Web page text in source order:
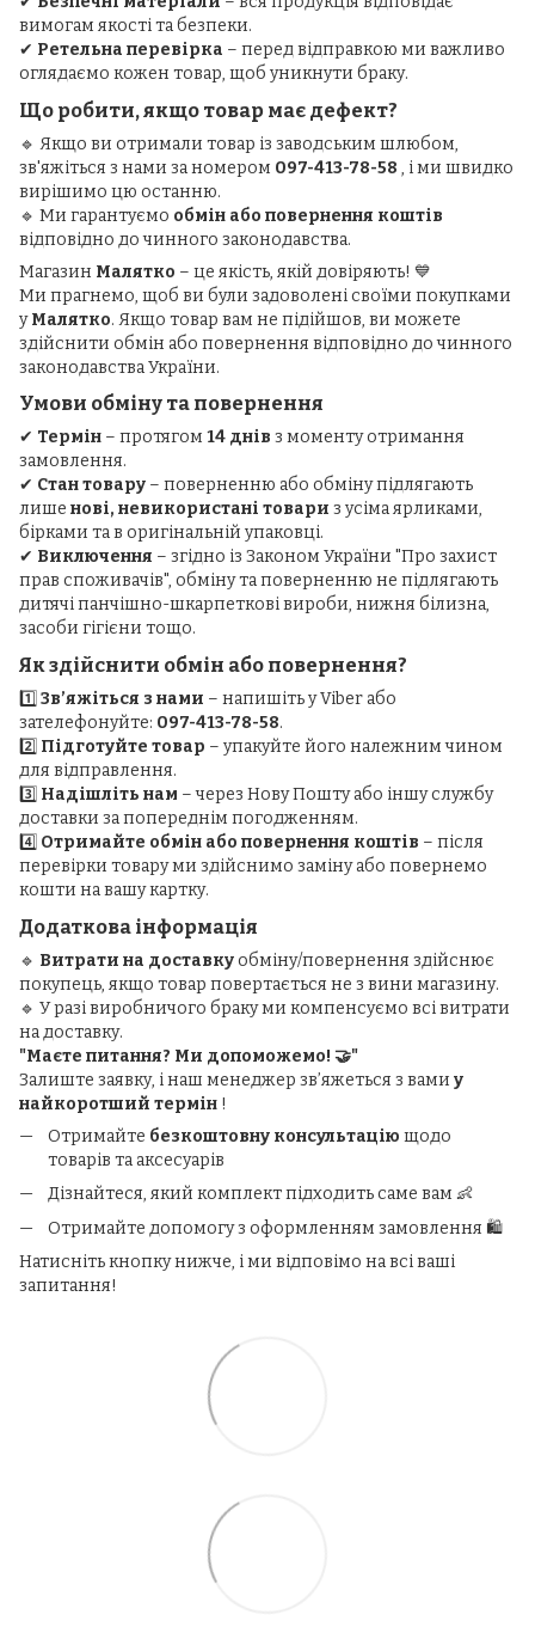
вимогам якості та безпеки.
✔ Ретельна перевірка – перед відправкою ми важливо
оглядаємо кожен товар, щоб уникнути браку.
Що робити, якщо товар має дефект?
🔹 Якщо ви отримали товар із заводським шлюбом,
зв'яжіться з нами за номером 097-413-78-58 , і ми швидко
вирішимо цю останню.
🔹 Ми гарантуємо обмін або повернення коштів
відповідно до чинного законодавства.
Магазин Малятко – це якість, якій довіряють! 💙
Ми прагнемо, щоб ви були задоволені своїми покупками
уМалятко. Якщо товар вам не підійшов, ви можете
здійснити обмін або повернення відповідно до чинного
законодавства України.
Умови обміну та повернення
✔ Термін – протягом 14 днів з моменту отримання
замовлення.
✔ Стан товару – поверненню або обміну підлягають
лише нові, невикористані товари з усіма ярликами,
бірками та в оригінальній упаковці.
✔ Виключення – згідно із Законом України "Про захист
прав споживачів", обміну та поверненню не підлягають
дитячі панчішно-шкарпеткові вироби, нижня білизна,
засоби гігієни тощо.
Як здійснити обмін або повернення?
1️⃣ Зв’яжіться з нами – напишіть у Viber або
зателефонуйте: 097-413-78-58.
2️⃣ Підготуйте товар – упакуйте його належним чином
для відправлення.
3️⃣ Надішліть нам – через Нову Пошту або іншу службу
доставки за попереднім погодженням.
4️⃣ Отримайте обмін або повернення коштів – після
перевірки товару ми здійснимо заміну або повернемо
кошти на вашу картку.
Додаткова інформація
🔹 Витрати на доставкуобміну/повернення здійснює
покупець, якщо товар повертається не з вини магазину.
🔹 У разі виробничого браку ми компенсуємо всі витрати
на доставку.
"Маєте питання? Ми допоможемо! 🤝"
Залиште заявку, і наш менеджер зв’яжеться з вами у
найкоротший термін !
Отримайте безкоштовну консультацію щодо
товарів та аксесуарів
Дізнайтеся, який комплект підходить саме вам 👶
Отримайте допомогу з оформленням замовлення 🛍️
Натисніть кнопку нижче, і ми відповімо на всі ваші
запитання!